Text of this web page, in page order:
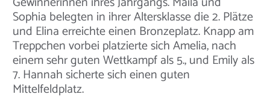
Sophia belegten in ihrer Altersklasse die 2. Plätze
und Elina erreichte einen Bronzeplatz. Knapp am
Treppchen vorbei platzierte sich Amelia, nach
einem sehr guten Wettkampf als 5., und Emily als
7. Hannah sicherte sich einen guten
Mittelfeldplatz.